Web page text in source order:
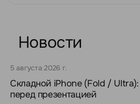
Новости
5 августа 2026 г.
Складной iPhone (Fold / Ultra):
перед презентацией